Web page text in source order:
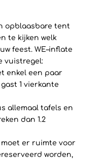
opblaasbare tent
te kijken welk
feest. WE–inflate
vuistregel:
enkel een paar
1 vierkante
allemaal tafels en
dan 1.2
moet er ruimte voor
worden,